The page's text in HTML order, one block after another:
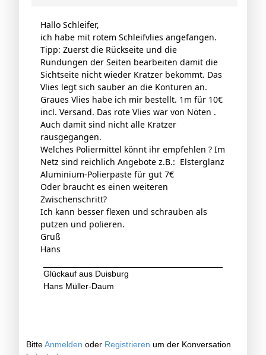
Hallo Schleifer,
ich habe mit rotem Schleifvlies angefangen.
Tipp: Zuerst die Rückseite und die
Rundungen der Seiten bearbeiten damit die
Sichtseite nicht wieder Kratzer bekommt. Das
Vlies legt sich sauber an die Konturen an.
Graues Vlies habe ich mir bestellt. 1m für 10€
incl. Versand. Das rote Vlies war von Nöten .
Auch damit sind nicht alle Kratzer
rausgegangen.
Welches Poliermittel könnt ihr empfehlen ? Im
Netz sind reichlich Angebote z.B.: Elsterglanz
Aluminium-Polierpaste für gut 7€
Oder braucht es einen weiteren
Zwischenschritt?
Ich kann besser flexen und schrauben als
putzen und polieren.
Gruß
Hans
Glückauf aus Duisburg
Hans Müller-Daum
BitteAnmelden oder Registrieren um der Konversation